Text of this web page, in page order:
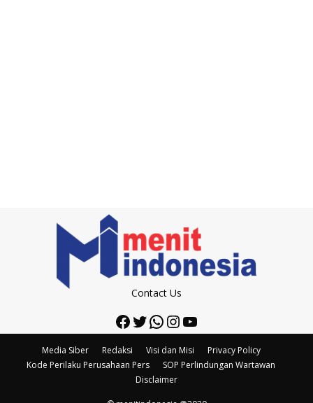
Contact Us
Facebook
Twitter
WhatsApp
Instagram
YouTube
Media Siber Redaksi Visi dan Misi
Privacy Policy
Kode Perilaku Perusahaan Pers
SOP Perlindungan Wartawan
Disclaimer